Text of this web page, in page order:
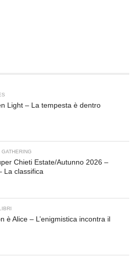
Light – La tempesta è dentro
Chieti Estate/Autunno 2026 –
La classifica
è Alice – L’enigmistica incontra il